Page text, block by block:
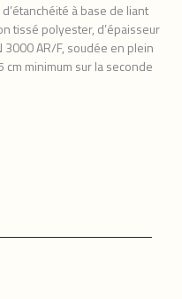
à base de liant
tissé polyester, d’épaisseur
3000 AR/F, soudée en plein
minimum sur la seconde